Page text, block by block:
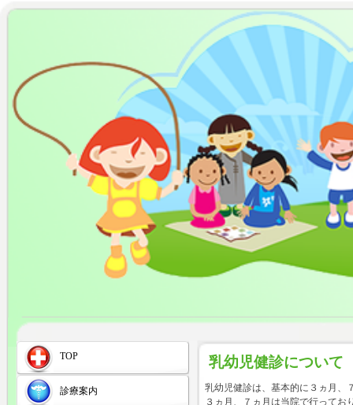
TOP
診療案内
乳幼児健診について
乳幼児健診は、基本的に３ヵ月、
３ヵ月、７ヵ月は当院で行って